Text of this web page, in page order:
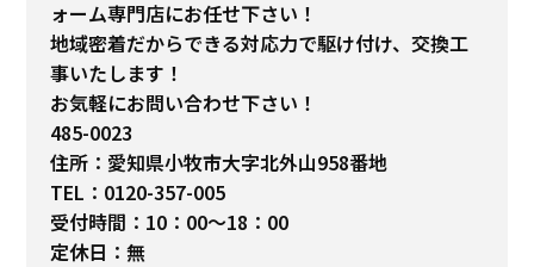
ォーム専門店にお任せ下さい！
地域密着だからできる対応力で駆け付け、交換工
事いたします！
お気軽にお問い合わせ下さい！
485-0023
住所：愛知県小牧市大字北外山958番地
TEL：0120-357-005
受付時間：10：00～18：00
定休日：無